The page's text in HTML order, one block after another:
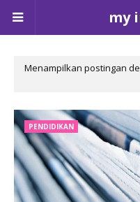
my
Menampilkan postingan
PENDIDIKAN